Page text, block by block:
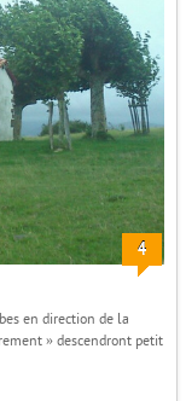
4
en direction de la
» descendront petit